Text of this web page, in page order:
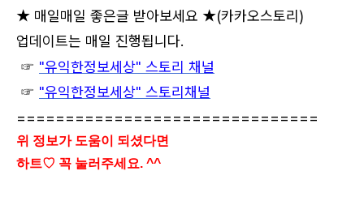
★ 매일매일 좋은글 받아보세요 ★(카카오스토리)
업데이트는 매일 진행됩니다.
☞ "유익한정보세상" 스토리 채널
☞ "유익한정보세상" 스토리채널
===============================
위 정보가 도움이 되셨다면
하트♡ 꼭 눌러주세요. ^^